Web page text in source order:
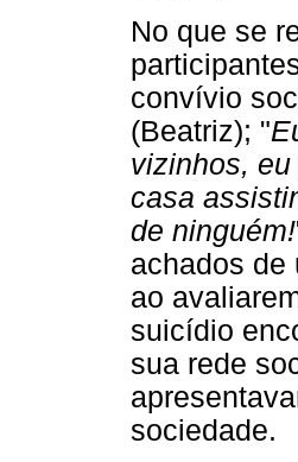
No que se
convívio
(Beatriz); "
vizinhos,
casa
de ninguém!
achados de
ao
suicídio
sua rede
sociedade.